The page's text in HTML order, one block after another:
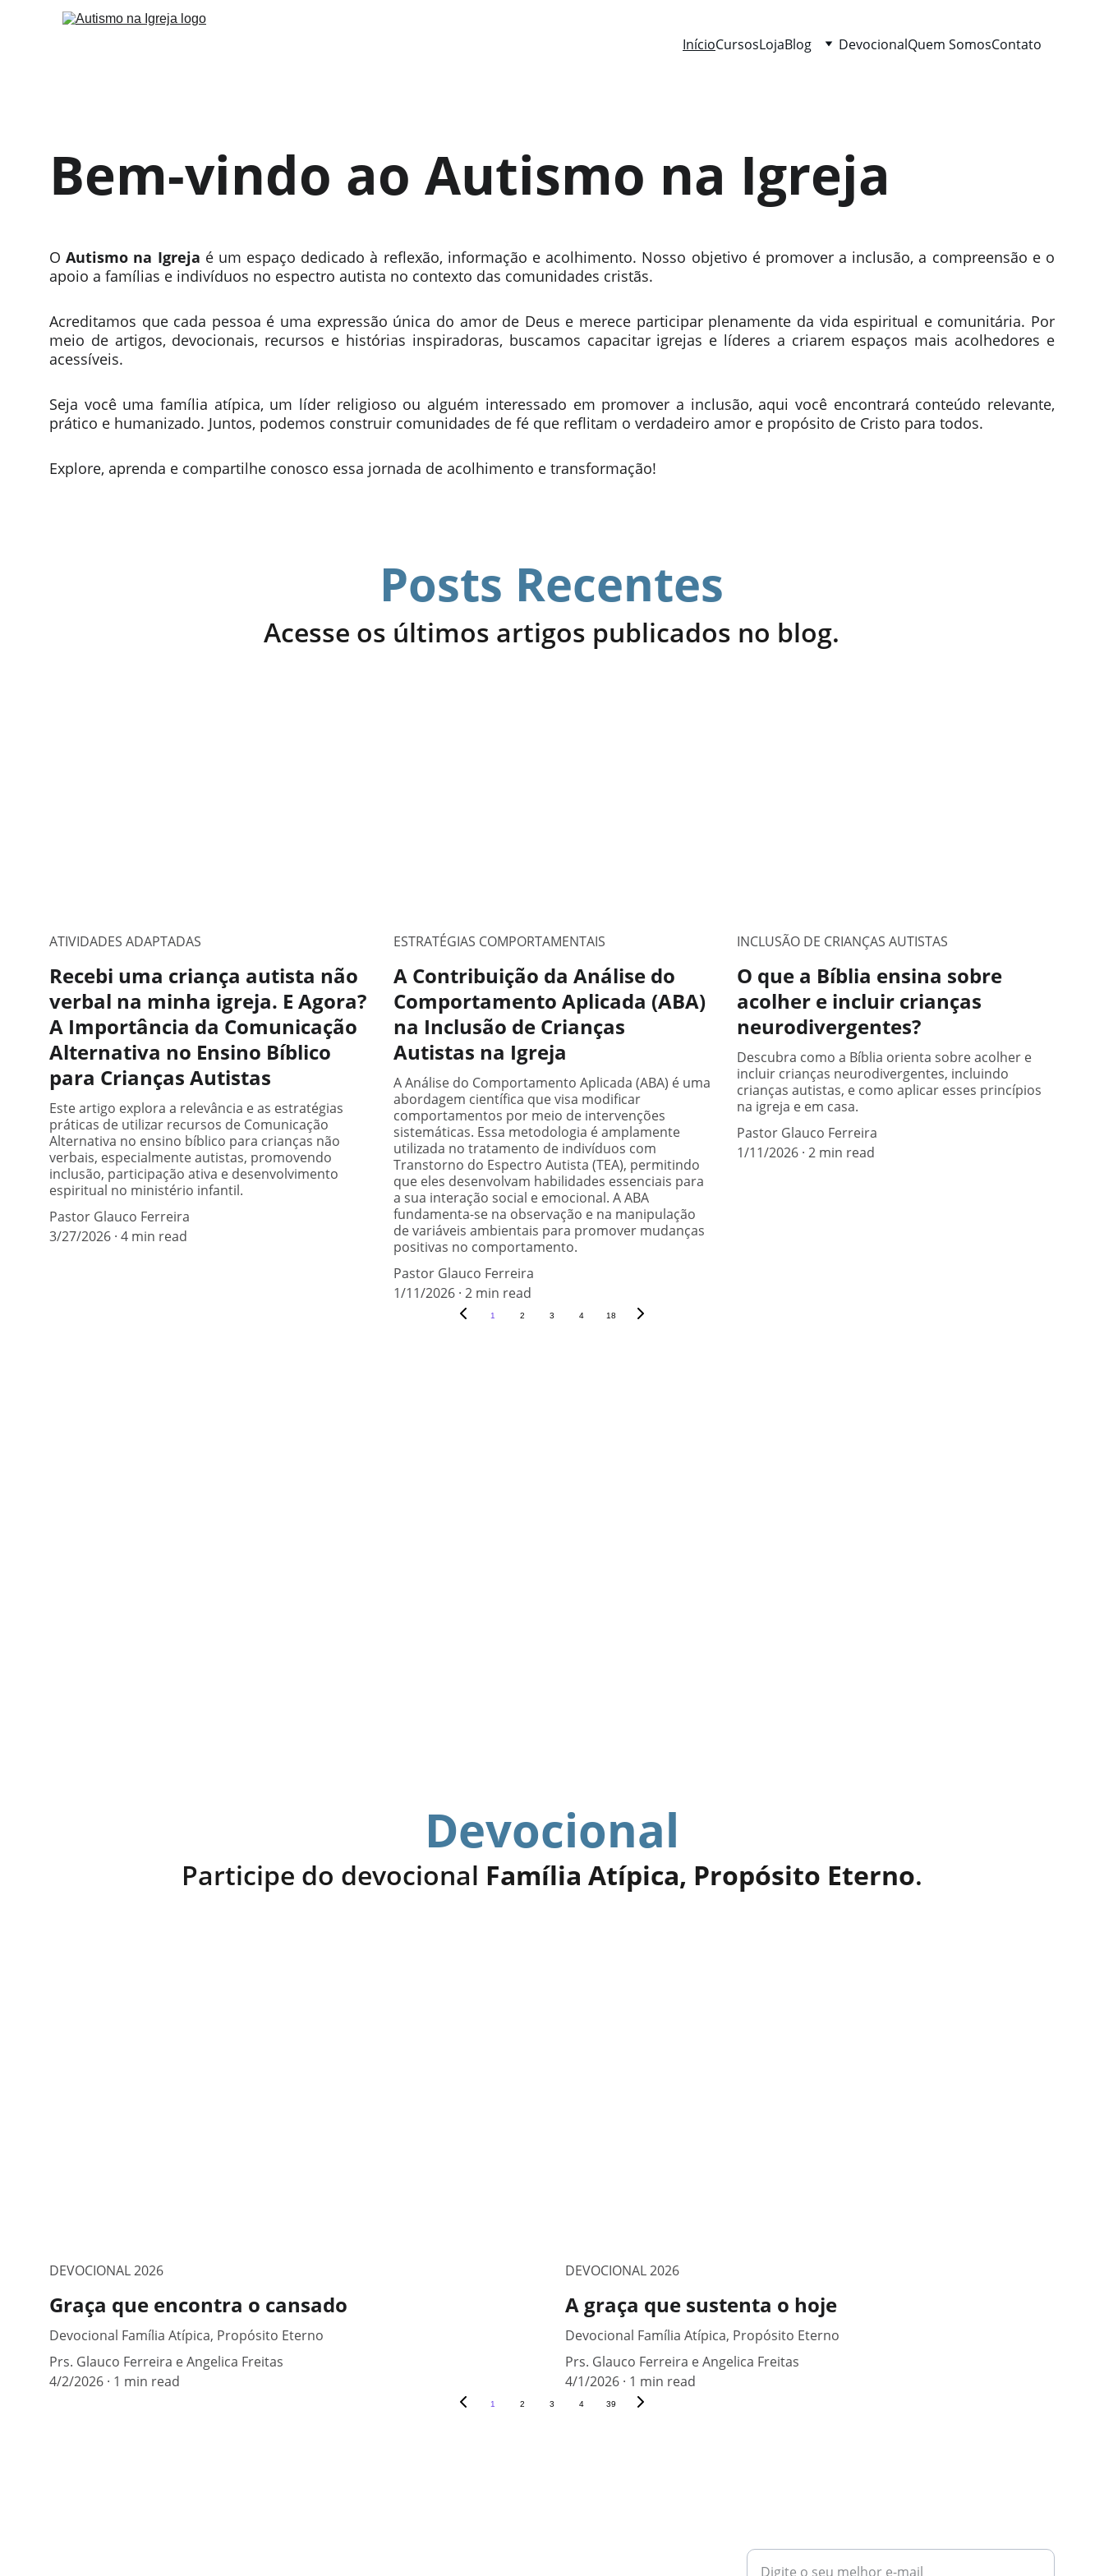
InícioCursosLojaBlog DevocionalQuem SomosContato
Bem-vindo ao Autismo na Igreja
OAutismo na Igreja é um espaço dedicado à reflexão, informação e acolhimento. Nosso objetivo é promover a inclusão, a compreensão e o
apoio a famílias e indivíduos no espectro autista no contexto das comunidades cristãs.
Acreditamos que cada pessoa é uma expressão única do amor de Deus e merece participar plenamente da vida espiritual e comunitária. Por
meio de artigos, devocionais, recursos e histórias inspiradoras, buscamos capacitar igrejas e líderes a criarem espaços mais acolhedores e
acessíveis.
Seja você uma família atípica, um líder religioso ou alguém interessado em promover a inclusão, aqui você encontrará conteúdo relevante,
prático e humanizado. Juntos, podemos construir comunidades de fé que reflitam o verdadeiro amor e propósito de Cristo para todos.
Explore, aprenda e compartilhe conosco essa jornada de acolhimento e transformação!
Posts Recentes
Acesse os últimos artigos publicados no blog.
ATIVIDADES ADAPTADAS
Recebi uma criança autista não
verbal na minha igreja. E Agora?
A Importância da Comunicação
Alternativa no Ensino Bíblico
para Crianças Autistas
Este artigo explora a relevância e as estratégias
práticas de utilizar recursos de Comunicação
Alternativa no ensino bíblico para crianças não
verbais, especialmente autistas, promovendo
inclusão, participação ativa e desenvolvimento
espiritual no ministério infantil.
Pastor Glauco Ferreira
3/27/2026 4 min read
ESTRATÉGIAS COMPORTAMENTAIS
A Contribuição da Análise do
Comportamento Aplicada (ABA)
na Inclusão de Crianças
Autistas na Igreja
A Análise do Comportamento Aplicada (ABA) é uma
abordagem científica que visa modificar
comportamentos por meio de intervenções
sistemáticas. Essa metodologia é amplamente
utilizada no tratamento de indivíduos com
Transtorno do Espectro Autista (TEA), permitindo
que eles desenvolvam habilidades essenciais para
a sua interação social e emocional. A ABA
fundamenta-se na observação e na manipulação
de variáveis ambientais para promover mudanças
positivas no comportamento.
Pastor Glauco Ferreira
1/11/2026 2 min read
INCLUSÃO DE CRIANÇAS AUTISTAS
O que a Bíblia ensina sobre
acolher e incluir crianças
neurodivergentes?
Descubra como a Bíblia orienta sobre acolher e
incluir crianças neurodivergentes, incluindo
crianças autistas, e como aplicar esses princípios
na igreja e em casa.
Pastor Glauco Ferreira
1/11/2026 2 min read
1 2 3 4 18
Devocional
Participe do devocional Família Atípica, Propósito Eterno.
DEVOCIONAL 2026
Graça que encontra o cansado
Devocional Família Atípica, Propósito Eterno
Prs. Glauco Ferreira e Angelica Freitas
4/2/2026 1 min read
DEVOCIONAL 2026
A graça que sustenta o hoje
Devocional Família Atípica, Propósito Eterno
Prs. Glauco Ferreira e Angelica Freitas
4/1/2026 1 min read
1 2 3 4 39